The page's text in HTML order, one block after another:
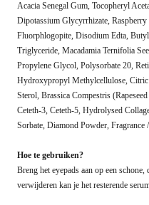
Acacia Senegal Gum, Tocopheryl
Dipotassium Glycyrrhizate,
Fluorphlogopite, Disodium Edta,
Triglyceride, Macadamia Ternifolia
Propylene Glycol, Polysorbate 20,
Hydroxypropyl Methylcellulose, Citric
Sterol, Brassica Compestris
Ceteth-3, Ceteth-5, Hydrolysed
Sorbate, Diamond Powder,
Hoe te gebruiken?
Breng het eyepads aan op een
verwijderen kan je het resterende